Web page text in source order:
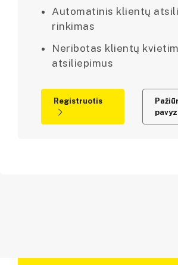
Automatinis klientų
rinkimas
Neribotas klientų
atsiliepimus
Registruotis